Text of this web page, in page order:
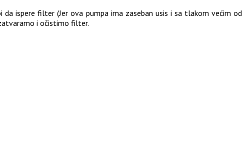
ispere filter (Jer ova pumpa ima zaseban usis i sa tlakom većim od
i očistimo filter.